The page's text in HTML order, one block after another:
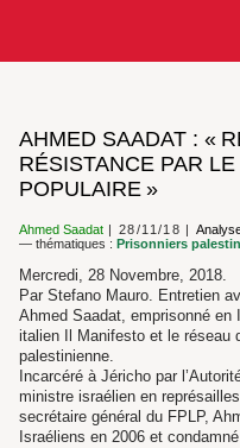
AHMED SAADAT : «
RÉSISTANCE PAR
POPULAIRE »
Ahmed Saadat 28/11/18
— thématiques : Prisonniers
Mercredi, 28 Novembre, 2018.
Par Stefano Mauro. Entretien
Ahmed Saadat, emprisonné
italien Il Manifesto et le réseau
palestinienne.
Incarcéré à Jéricho par
ministre israélien en
secrétaire général du FPLP,
Israéliens en 2006 et